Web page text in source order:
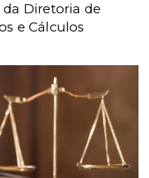
Diretoria de
e Cálculos